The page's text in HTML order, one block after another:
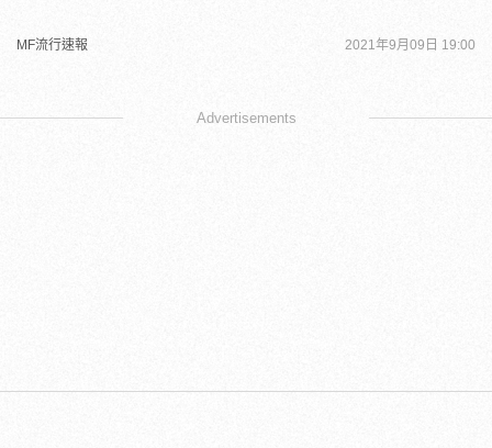
MF流行速報 2021年9月09日 19:00
Advertisements